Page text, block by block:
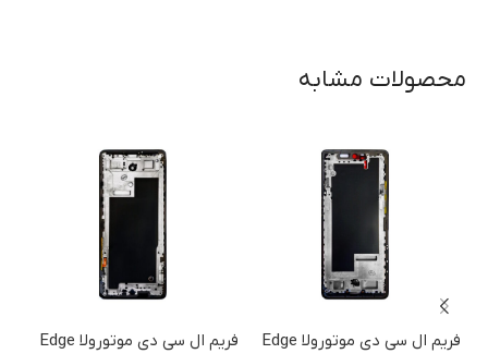
محصولات مشابه
فریم ال سی دی موتورولا Edge
فریم ال سی دی موتورولا Edge